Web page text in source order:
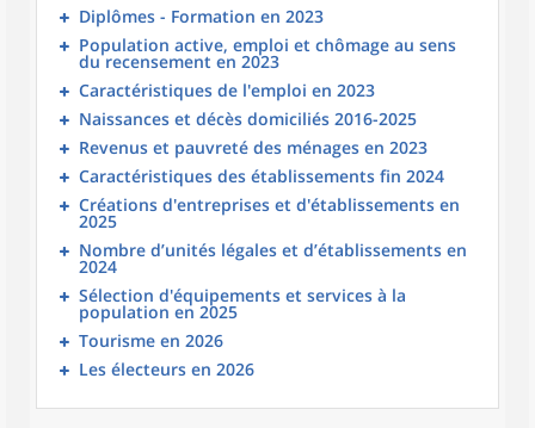
Diplômes - Formation en 2023
Population active, emploi et chômage au sens
du recensement en 2023
Caractéristiques de l'emploi en 2023
Naissances et décès domiciliés 2016-2025
Revenus et pauvreté des ménages en 2023
Caractéristiques des établissements fin 2024
Créations d'entreprises et d'établissements en
2025
Nombre d’unités légales et d’établissements en
2024
Sélection d'équipements et services à la
population en 2025
Tourisme en 2026
Les électeurs en 2026